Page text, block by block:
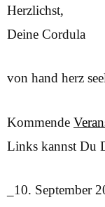
Herzlichst,
Deine Cordula
von hand herz
Kommende
Links kannst Du
_10. September